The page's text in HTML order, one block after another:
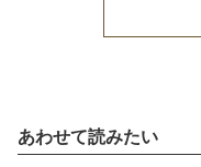
あわせて読みたい